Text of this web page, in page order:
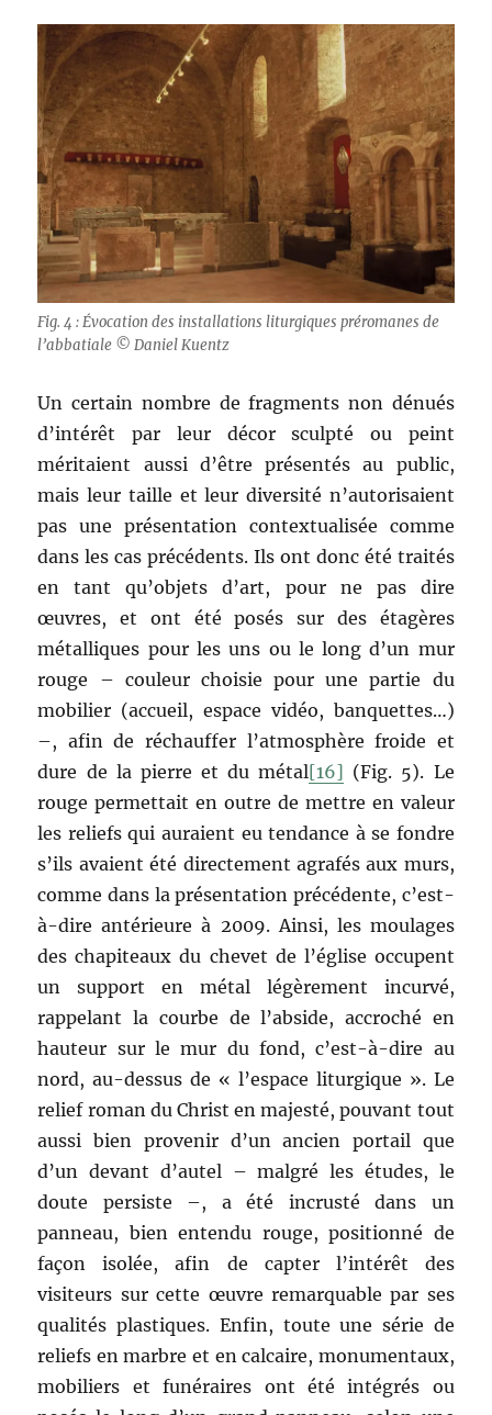
Fig. 4 : Évocation des installations liturgiques préromanes de
l’abbatiale © Daniel Kuentz
Un certain nombre de fragments non dénués
d’intérêt par leur décor sculpté ou peint
méritaient aussi d’être présentés au public,
mais leur taille et leur diversité n’autorisaient
pas une présentation contextualisée comme
dans les cas précédents. Ils ont donc été traités
en tant qu’objets d’art, pour ne pas dire
œuvres, et ont été posés sur des étagères
métalliques pour les uns ou le long d’un mur
rouge – couleur choisie pour une partie du
mobilier (accueil, espace vidéo, banquettes…)
–, afin de réchauffer l’atmosphère froide et
dure de la pierre et du métal[16] (Fig. 5). Le
rouge permettait en outre de mettre en valeur
les reliefs qui auraient eu tendance à se fondre
s’ils avaient été directement agrafés aux murs,
comme dans la présentation précédente, c’est-
à-dire antérieure à 2009. Ainsi, les moulages
des chapiteaux du chevet de l’église occupent
un support en métal légèrement incurvé,
rappelant la courbe de l’abside, accroché en
hauteur sur le mur du fond, c’est-à-dire au
nord, au-dessus de « l’espace liturgique ». Le
relief roman du Christ en majesté, pouvant tout
aussi bien provenir d’un ancien portail que
d’un devant d’autel – malgré les études, le
doute persiste –, a été incrusté dans un
panneau, bien entendu rouge, positionné de
façon isolée, afin de capter l’intérêt des
visiteurs sur cette œuvre remarquable par ses
qualités plastiques. Enfin, toute une série de
reliefs en marbre et en calcaire, monumentaux,
mobiliers et funéraires ont été intégrés ou